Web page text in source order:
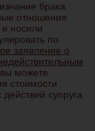
брака
отношения
носили
по
заявление о
можете
стоимости
супруга